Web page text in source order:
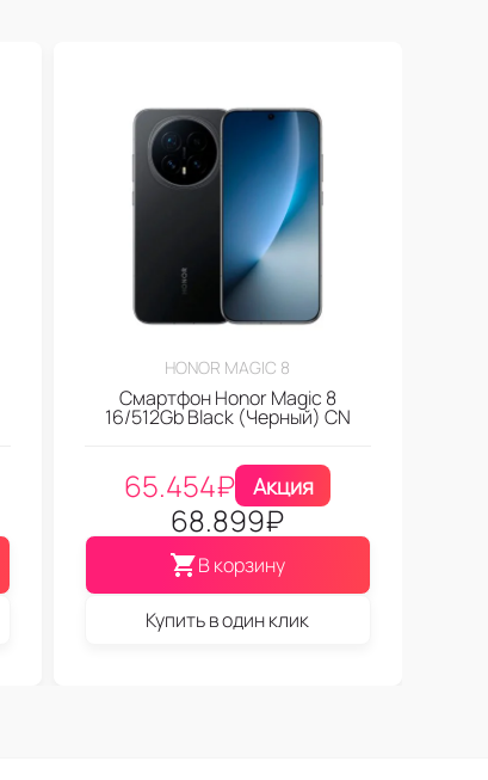
HONOR MAGIC 8
Смартфон Honor Magic 8
16/512Gb Black (Черный) CN
65.454₽ Акция
68.899₽
В корзину
Купить в один клик